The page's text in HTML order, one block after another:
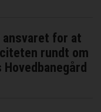
for at
rundt om
Hovedbanegård